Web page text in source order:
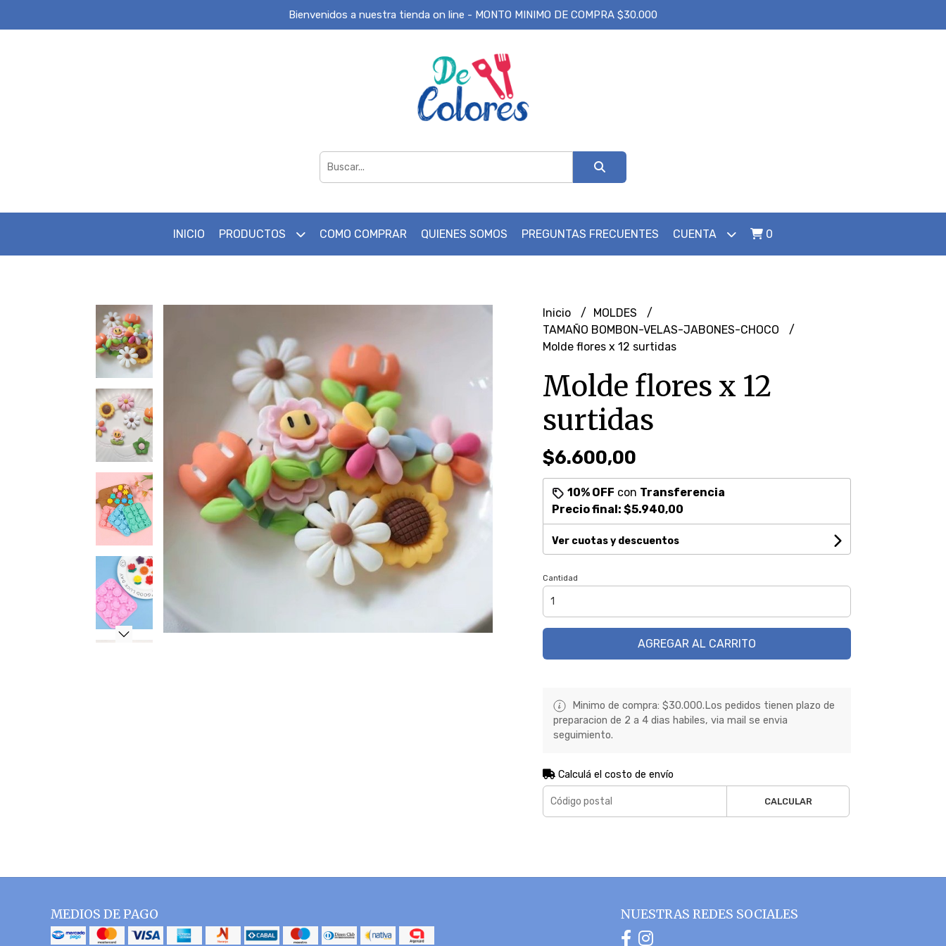
Bienvenidos a nuestra tienda on line - MONTO MINIMO DE COMPRA $30.000
INICIO PRODUCTOS COMO COMPRAR QUIENES SOMOS PREGUNTAS FRECUENTES CUENTA 0
Inicio
MOLDES
TAMAÑO BOMBON-VELAS-JABONES-CHOCO
Molde flores x 12 surtidas
Molde flores x 12
surtidas
$6.600,00
10% OFF con Transferencia
Precio final: $5.940,00
Ver cuotas y descuentos
Cantidad
AGREGAR AL CARRITO
Minimo de compra: $30.000.Los pedidos tienen plazo de
preparacion de 2 a 4 dias habiles, via mail se envia
seguimiento.
Calculá el costo de envío
CALCULAR
MEDIOS DE PAGO NUESTRAS REDES SOCIALES